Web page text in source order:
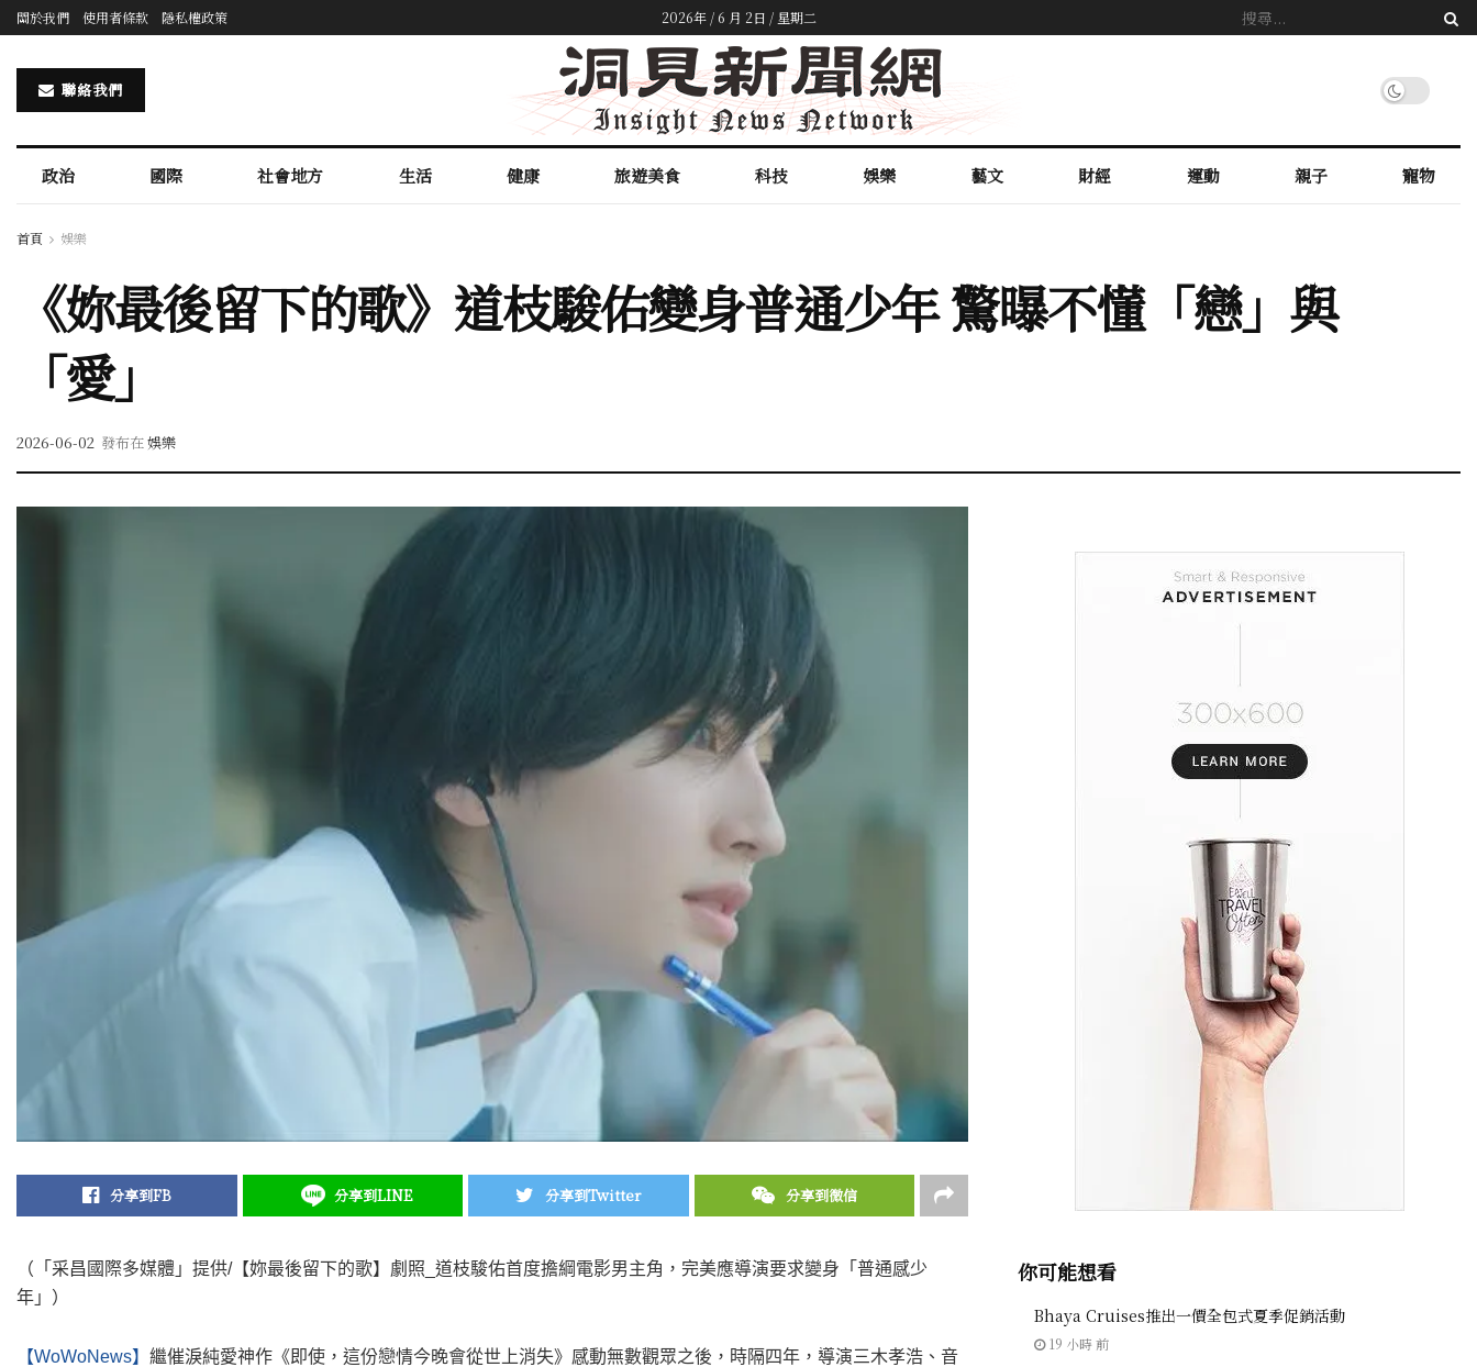
關於我們 使用者條款 隱私權政策 2026年 / 6 月 2日 / 星期二
聯絡我們
政治 國際 社會地方 生活 健康 旅遊美食 科技 娛樂 藝文 財經 運動 親子 寵物
首頁 娛樂
《妳最後留下的歌》道枝駿佑變身普通少年 驚曝不懂「戀」與
「愛」
2026-06-02 發布在娛樂
分享到FB 分享到LINE 分享到Twitter 分享到微信
（「采昌國際多媒體」提供/【妳最後留下的歌】劇照_道枝駿佑首度擔綱電影男主角，完美應導演要求變身「普通感少
年」）
【WoWoNews】 繼催淚純愛神作《即使，這份戀情今晚會從世上消失》感動無數觀眾之後，時隔四年，導演三木孝浩、音
你可能想看
Bhaya Cruises推出一價全包式夏季促銷活動
19 小時 前